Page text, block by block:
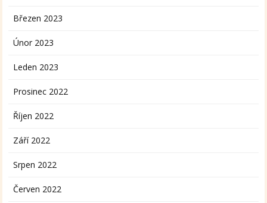
Březen 2023
Únor 2023
Leden 2023
Prosinec 2022
Říjen 2022
Září 2022
Srpen 2022
Červen 2022